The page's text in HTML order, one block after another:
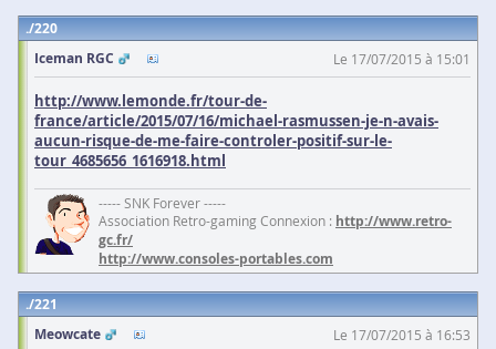
220
Iceman RGC
Le 17/07/2015 à 15:01
http://www.lemonde.fr/tour-de-
france/article/2015/07/16/michael-rasmussen-je-n-avais-
aucun-risque-de-me-faire-controler-positif-sur-le-
tour_4685656_1616918.html
----- SNK Forever -----
Association Retro-gaming Connexion : http://www.retro-
gc.fr/
http://www.consoles-portables.com
221
Meowcate
Le 17/07/2015 à 16:53